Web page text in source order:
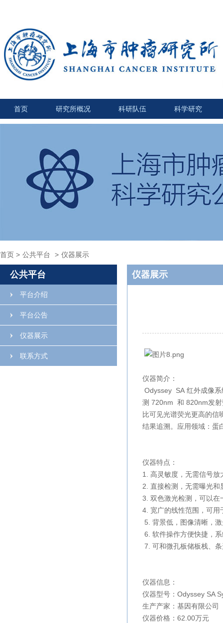
首页 研究所概况 科研队伍 科学研究
首页 > 公共平台 > 仪器展示
公共平台
平台介绍
平台公告
仪器展示
联系方式
仪器展示
仪器简介：
Odyssey SA 红外成像
测 720nm 和 820nm发射
比可见光谱荧光更高的信
结果追溯。应用领域：蛋
仪器特点：
1. 高灵敏度，无需信号放
2. 直接检测，无需曝光
3. 双色激光检测，可以在
4. 宽广的线性范围，可用
5. 背景低，图像清晰，
6. 软件操作方便快捷，
7. 可和微孔板储板栈、
仪器信息：
仪器型号： Odyssey SA
生产产家：基因有限公司
仪器价格：62.00万元